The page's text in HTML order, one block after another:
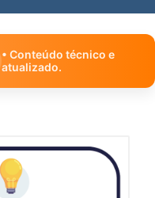
• Conteúdo técnico e
atualizado.